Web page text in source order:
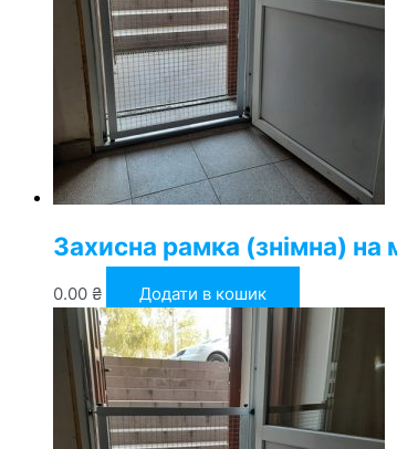
Захисна рамка (знімна) на
0.00 ₴ Додати в кошик